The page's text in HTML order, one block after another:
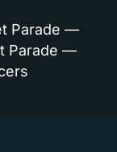
Parade —
Parade —